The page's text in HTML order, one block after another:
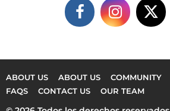
ABOUT US ABOUT US COMMUNITY
FAQS
CONTACT US OUR TEAM